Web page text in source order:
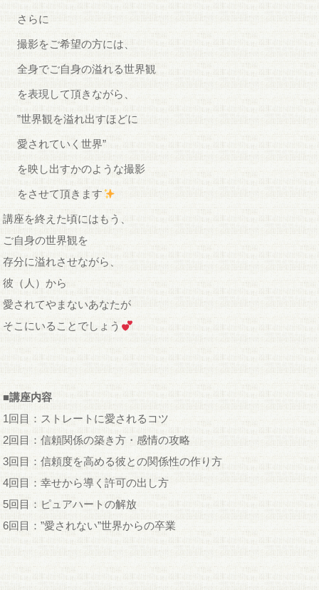
さらに
撮影をご希望の方には、
全身でご自身の溢れる世界観
を表現して頂きながら、
”世界観を溢れ出すほどに
愛されていく世界”
を映し出すかのような撮影
をさせて頂きます
講座を終えた頃にはもう、
ご自身の世界観を
存分に溢れさせながら、
彼（人）から
愛されてやまないあなたが
そこにいることでしょう
■講座内容
1回目：ストレートに愛されるコツ
2回目：信頼関係の築き方・感情の攻略
3回目：信頼度を高める彼との関係性の作り方
4回目：幸せから導く許可の出し方
5回目：ピュアハートの解放
6回目：”愛されない”世界からの卒業